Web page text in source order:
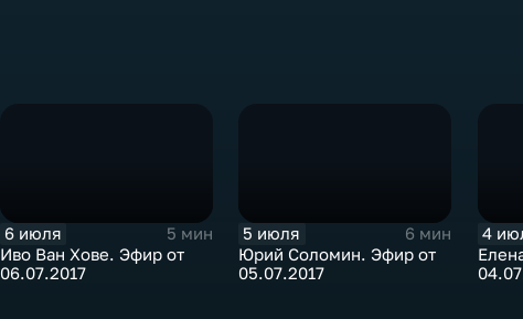
6 июля
5 мин
Иво Ван Хове. Эфир от
06.07.2017
5 июля
6 мин
Юрий Соломин. Эфир от
05.07.2017
4